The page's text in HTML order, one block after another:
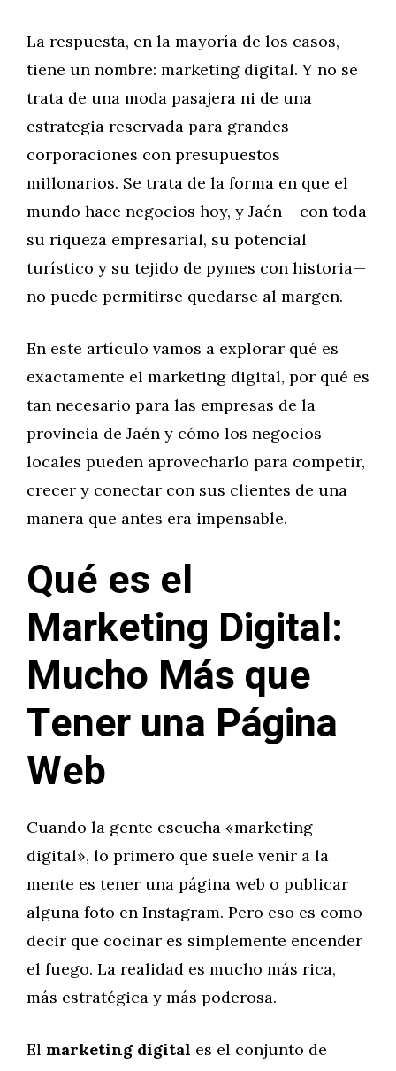
La respuesta, en la mayoría de los casos,
tiene un nombre: marketing digital. Y no se
trata de una moda pasajera ni de una
estrategia reservada para grandes
corporaciones con presupuestos
millonarios. Se trata de la forma en que el
mundo hace negocios hoy, y Jaén —con toda
su riqueza empresarial, su potencial
turístico y su tejido de pymes con historia—
no puede permitirse quedarse al margen.
En este artículo vamos a explorar qué es
exactamente el marketing digital, por qué es
tan necesario para las empresas de la
provincia de Jaén y cómo los negocios
locales pueden aprovecharlo para competir,
crecer y conectar con sus clientes de una
manera que antes era impensable.
Qué es el
Marketing Digital:
Mucho Más que
Tener una Página
Web
Cuando la gente escucha «marketing
digital», lo primero que suele venir a la
mente es tener una página web o publicar
alguna foto en Instagram. Pero eso es como
decir que cocinar es simplemente encender
el fuego. La realidad es mucho más rica,
más estratégica y más poderosa.
El marketing digital es el conjunto de